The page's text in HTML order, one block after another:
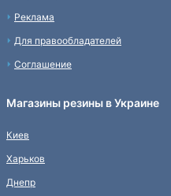
Реклама
Для правообладателей
Соглашение
Магазины резины в Украине
Киев
Харьков
Днепр